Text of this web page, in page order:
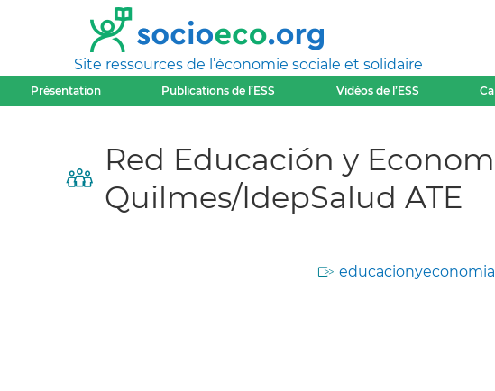
Site ressources de l’économie sociale et solidaire
Présentation Publications de l’ESS Vidéos de l’ESS
Red Educación y
Quilmes/IdepSalud ATE